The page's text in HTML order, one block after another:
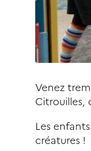
Venez
Citrouilles,
Les
créatures !